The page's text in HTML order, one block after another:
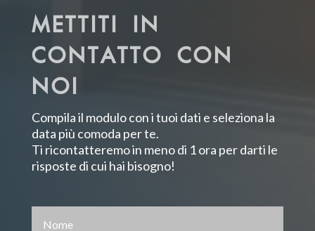
METTITI IN
CONTATTO CON
NOI
Compila il modulo con i tuoi dati e seleziona la
data più comoda per te.
Ti ricontatteremo in meno di 1 ora per darti le
risposte di cui hai bisogno!